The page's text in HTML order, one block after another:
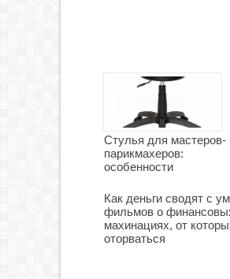
Стулья для мастеров-
парикмахеров:
особенности
Как деньги сводят с
фильмов о
махинациях, от
оторваться